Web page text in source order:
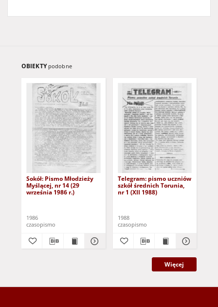
OBIEKTY podobne
Sokół: Pismo Młodzieży
Myślącej, nr 14 (29
września 1986 r.)
1986
czasopismo
Telegram: pismo uczniów
szkół średnich Torunia,
nr 1 (XII 1988)
1988
czasopismo
Więcej